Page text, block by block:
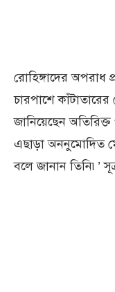
রোহিঙ্গাদের অপরাধ
চারপাশে কাঁটাতারের
জানিয়েছেন
এছাড়া অননুমোদিত
বলে জানান তিনি৷’